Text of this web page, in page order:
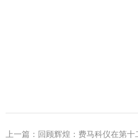
上一篇： 回顾辉煌：费马科仪在第